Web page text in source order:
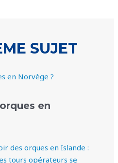
SUJET
en